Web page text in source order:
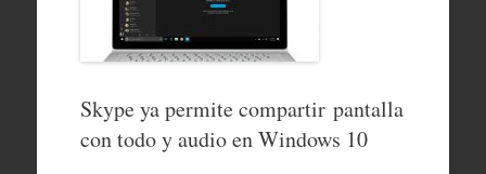
Skype ya permite compartir pantalla
con todo y audio en Windows 10